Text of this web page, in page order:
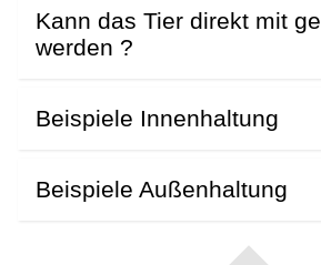
Kann das Tier direkt mit
werden ?
Beispiele Innenhaltung
Beispiele Außenhaltung